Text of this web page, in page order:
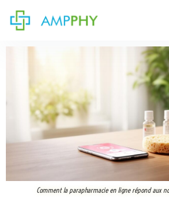
Comment la parapharmacie en ligne répond aux